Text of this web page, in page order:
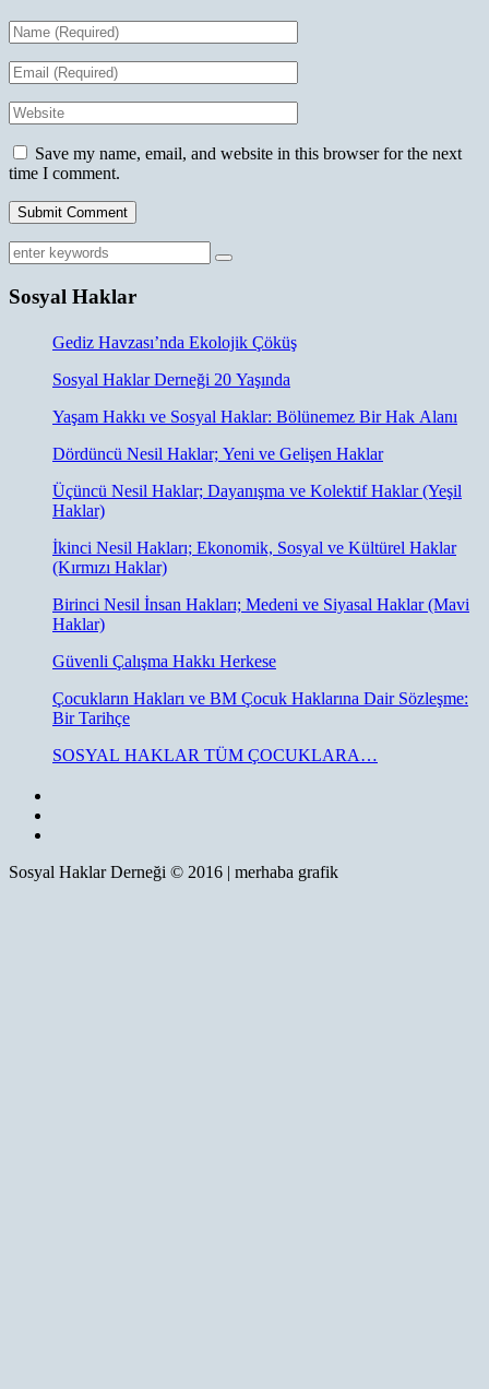
Save my name, email, and website in this browser for the next
time I comment.
Sosyal Haklar
Gediz Havzası’nda Ekolojik Çöküş
Sosyal Haklar Derneği 20 Yaşında
Yaşam Hakkı ve Sosyal Haklar: Bölünemez Bir Hak Alanı
Dördüncü Nesil Haklar; Yeni ve Gelişen Haklar
Üçüncü Nesil Haklar; Dayanışma ve Kolektif Haklar (Yeşil
Haklar)
İkinci Nesil Hakları; Ekonomik, Sosyal ve Kültürel Haklar
(Kırmızı Haklar)
Birinci Nesil İnsan Hakları; Medeni ve Siyasal Haklar (Mavi
Haklar)
Güvenli Çalışma Hakkı Herkese
Çocukların Hakları ve BM Çocuk Haklarına Dair Sözleşme:
Bir Tarihçe
SOSYAL HAKLAR TÜM ÇOCUKLARA…
Sosyal Haklar Derneği © 2016 | merhaba grafik